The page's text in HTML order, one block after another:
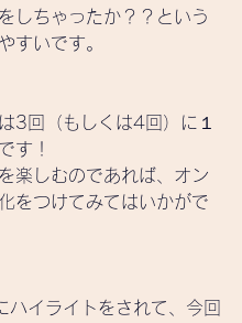
しちゃったか？？という
すいです。
3回（もしくは4回）に１
す！
楽しむのであれば、オン
をつけてみてはいかがで
ハイライトをされて、今回